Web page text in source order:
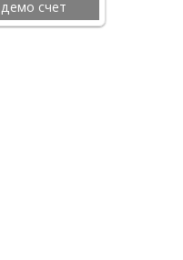
демо счет